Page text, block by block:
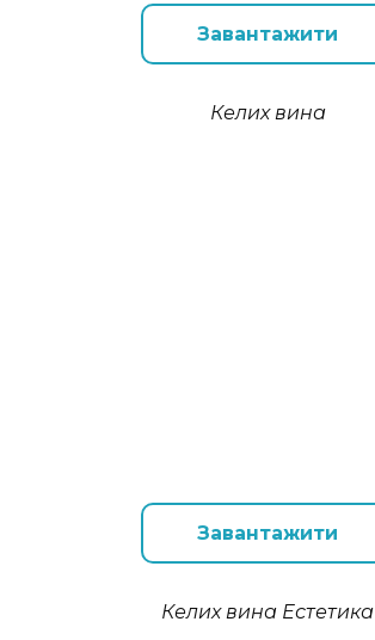
Завантажити
Келих вина
Завантажити
Келих вина Естетика